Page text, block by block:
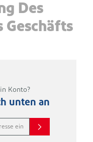
Des
Geschäfts
Konto?
unten an